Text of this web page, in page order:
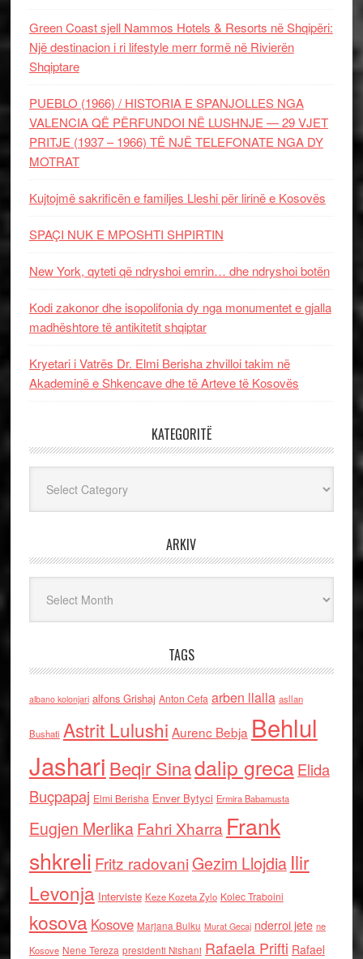
Green Coast sjell Nammos Hotels & Resorts në Shqipëri:
Një destinacion i ri lifestyle merr formë në Rivierën
Shqiptare
PUEBLO (1966) / HISTORIA E SPANJOLLES NGA
VALENCIA QË PËRFUNDOI NË LUSHNJE — 29 VJET
PRITJE (1937 – 1966) TË NJË TELEFONATE NGA DY
MOTRAT
Kujtojmë sakrificën e familjes Lleshi për lirinë e Kosovës
SPAÇI NUK E MPOSHTI SHPIRTIN
New York, qyteti që ndryshoi emrin… dhe ndryshoi botën
Kodi zakonor dhe isopolifonia dy nga monumentet e gjalla
madhështore të antikitetit shqiptar
Kryetari i Vatrës Dr. Elmi Berisha zhvilloi takim në
Akademinë e Shkencave dhe të Arteve të Kosovës
KATEGORITË
ARKIV
TAGS
albano kolonjari alfons Grishaj Anton Cefa arben llalla asllan
Bushati Astrit Lulushi Aurenc Bebja Behlul
Jashari Beqir Sinadalip grecaElida
Buçpapaj Elmi Berisha Enver Bytyci Ermira Babamusta
Eugjen MerlikaFahri Xharra Frank
shkreli Fritz radovaniGezim Llojdia Ilir
Levonja Interviste Keze Kozeta Zylo Kolec Traboini
kosova Kosove Marjana Bulku Murat Gecaj nderroi jete ne
Kosove Nene Tereza presidenti Nishani Rafaela Prifti Rafael